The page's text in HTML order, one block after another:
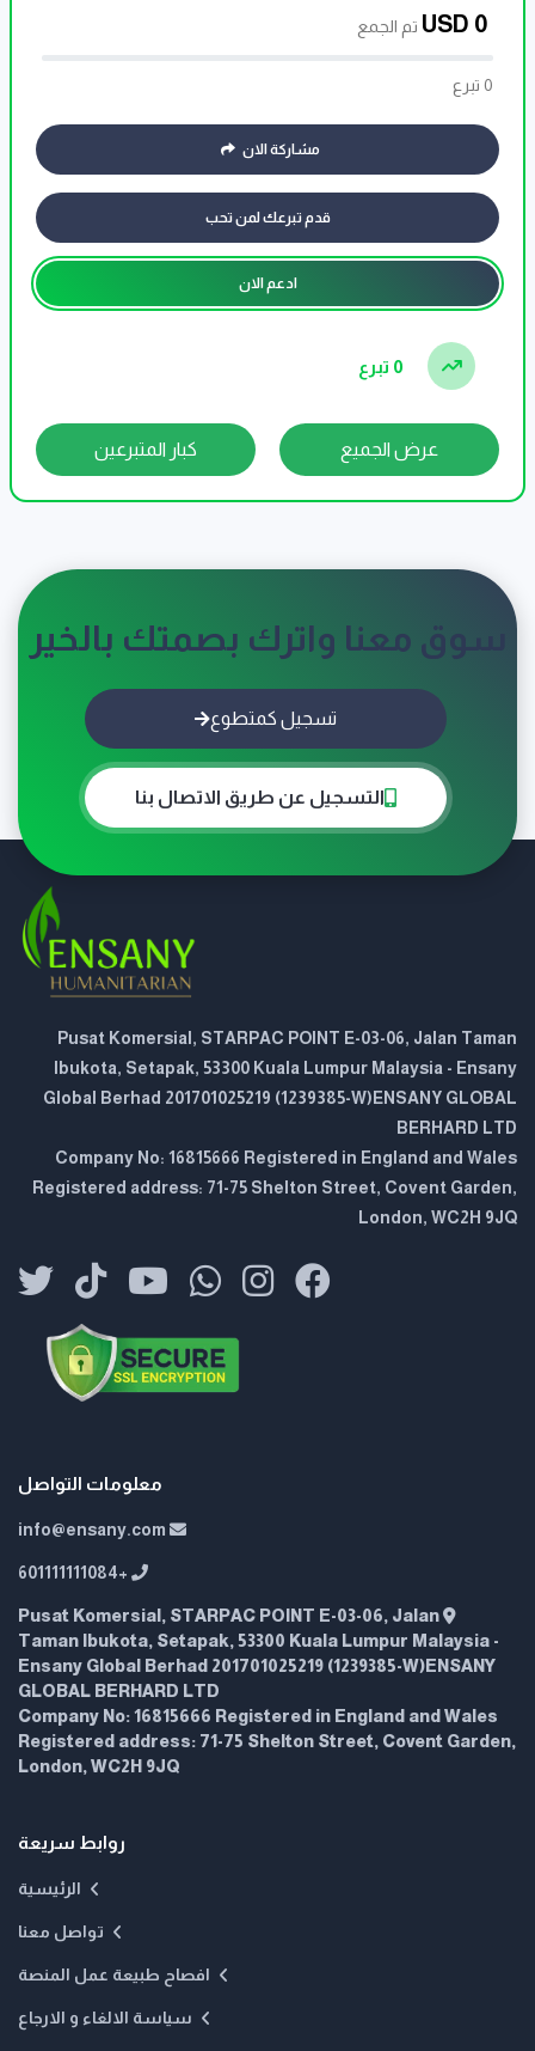
0 تم الجمع
0 تبرع
مشاركة الان
قدم تبرعك لمن تحب
ادعم الان
0 تبرع
عرض الجميع كبار المتبرعين
سوق معنا واترك بصمتك بالخير
تسجيل كمتطوع
التسجيل عن طريق الاتصال بنا
Pusat Komersial, STARPAC POINT E-03-06, Jalan Taman
Ibukota, Setapak, 53300 Kuala Lumpur Malaysia - Ensany
Global Berhad 201701025219 (1239385-W)ENSANY GLOBAL
BERHARD LTD
Company No: 16815666 Registered in England and Wales
Registered address: 71-75 Shelton Street, Covent Garden,
London, WC2H 9JQ
معلومات التواصل
info@ensany.com
+601111111084
Pusat Komersial, STARPAC POINT E-03-06, Jalan
Taman Ibukota, Setapak, 53300 Kuala Lumpur Malaysia -
Ensany Global Berhad 201701025219 (1239385-W)ENSANY
GLOBAL BERHARD LTD
Company No: 16815666 Registered in England and Wales
Registered address: 71-75 Shelton Street, Covent Garden,
London, WC2H 9JQ
روابط سريعة
الرئيسية
تواصل معنا
افصاح طبيعة عمل المنصة
سياسة الالغاء و الارجاع